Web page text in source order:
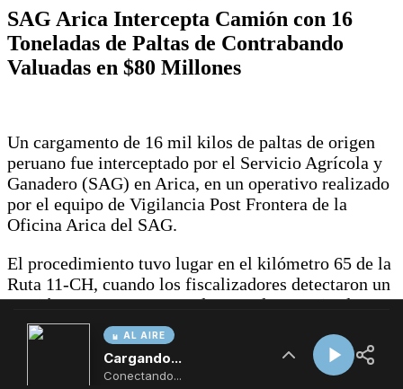
AL AIRE
Cargando...
Conectando...